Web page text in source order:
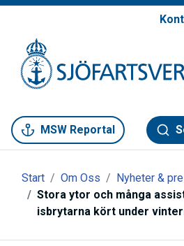
MSW Reportal
Start Om Oss Nyheter &
Stora ytor och många
isbrytarna kört under